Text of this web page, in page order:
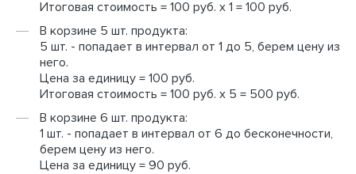
Итоговая стоимость = 100 руб. х 1 = 100 руб.
В корзине 5 шт. продукта:
5 шт. - попадает в интервал от 1 до 5, берем цену из
него.
Цена за единицу = 100 руб.
Итоговая стоимость = 100 руб. х 5 = 500 руб.
В корзине 6 шт. продукта:
1 шт. - попадает в интервал от 6 до бесконечности,
берем цену из него.
Цена за единицу = 90 руб.